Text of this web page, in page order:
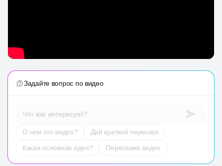
Задайте вопрос по видео
Что вас интересует?
О чем это видео?
Дай краткий пересказ
Какая основная идея?
Перескажи видео